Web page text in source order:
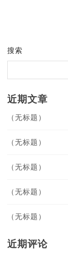
搜索
近期文章
（无标题）
（无标题）
（无标题）
（无标题）
（无标题）
近期评论